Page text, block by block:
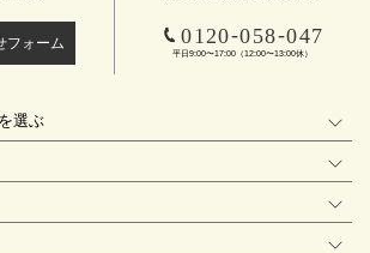
フォーム 0120-058-047
平日9:00〜17:00（12:00〜13:00休）
選ぶ